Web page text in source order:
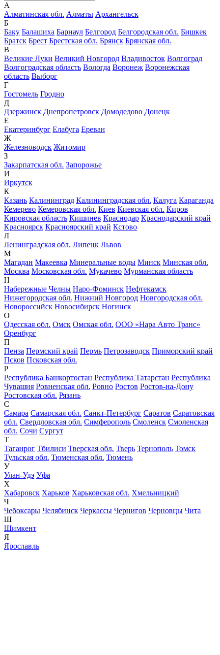
А
Алматинская обл. Алматы Архангельск
Б
Баку Балашиха Барнаул Белгород Белгородская обл. Бишкек
Братск Брест Брестская обл. Брянск Брянская обл.
В
Великие Луки Великий Новгород Владивосток Волгоград
Волгоградская область Вологда Воронеж Воронежская
область Выборг
Г
Гостомель Гродно
Д
Дзержинск Днепропетровск Домодедово Донецк
Е
Екатеринбург Елабуга Ереван
Ж
Железноводск Житомир
З
Закарпатская обл. Запорожье
И
Иркутск
К
Казань Калининград Калининградская обл. Калуга Караганда
Кемерево Кемеровская обл. Киев Киевская обл. Киров
Кировская область Кишинев Краснодар Краснодарский край
Красноярск Красноярский край Кстово
Л
Ленинградская обл. Липецк Львов
М
Магадан Макеевка Минеральные воды Минск Минская обл.
Москва Московская обл. Мукачево Мурманская область
Н
Набережные Челны Наро-Фоминск Нефтекамск
Нижегородская обл. Нижний Новгород Новгородская обл.
Новороссийск Новосибирск Ногинск
О
Одесская обл. Омск Омская обл. ООО «Нара Авто Транс»
Оренбург
П
Пенза Пермский край Пермь Петрозаводск Приморский край
Псков Псковская обл.
Р
Республика Башкортостан Республика Татарстан Республика
Чувашия Ровненская обл. Ровно Ростов Ростов-на-Дону
Ростовская обл. Рязань
С
Самара Самарская обл. Санкт-Петербург Саратов Саратовская
обл. Свердловская обл. Симферополь Смоленск Смоленская
обл. Сочи Сургут
Т
Таганрог Тбилиси Тверская обл. Тверь Тернополь Томск
Тульская обл. Тюменская обл. Тюмень
У
Улан-Удэ Уфа
Х
Хабаровск Харьков Харьковская обл. Хмельницкий
Ч
Чебоксары Челябинск Черкассы Чернигов Черновцы Чита
Ш
Шимкент
Я
Ярославль